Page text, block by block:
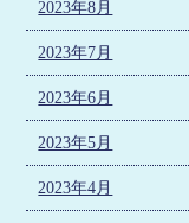
2023年8月
2023年7月
2023年6月
2023年5月
2023年4月